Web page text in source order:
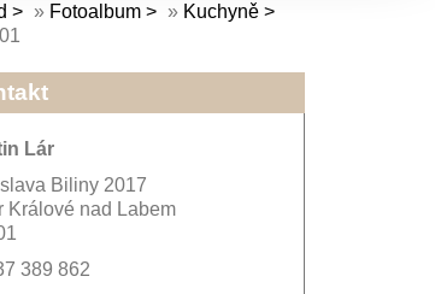
» Fotoalbum » Kuchyně
Lár
Biliny 2017
Králové nad Labem
389 862